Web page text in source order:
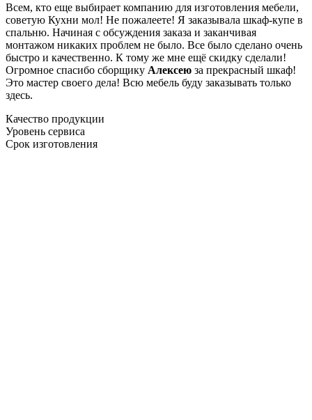
Всем, кто еще выбирает компанию для изготовления мебели,
советую Кухни мол! Не пожалеете! Я заказывала шкаф-купе в
спальню. Начиная с обсуждения заказа и заканчивая
монтажом никаких проблем не было. Все было сделано очень
быстро и качественно. К тому же мне ещё скидку сделали!
Огромное спасибо сборщику Алексею за прекрасный шкаф!
Это мастер своего дела! Всю мебель буду заказывать только
здесь.
Качество продукции
Уровень сервиса
Срок изготовления